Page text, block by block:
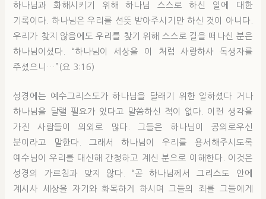
하나님과 화해시키기 위해 하나님 스스로 하신 일에 대한
기록이다. 하나님은 우리를 선뜻 받아주시기만 하신 것이 아니다.
우리가 찾지 않음에도 우리를 찾기 위해 스스로 길을 떠나신 분은
하나님이셨다. “하나님이 세상을 이 처럼 사랑하사 독생자를
주셨으니…”(요 3:16)
성경에는 예수그리스도가 하나님을 달래기 위한 일하셨다 거나
하나님을 달랠 필요가 있다고 말씀하신 적이 없다. 이런 생각을
가진 사람들이 의외로 많다. 그들은 하나님이 공의로우신
분이라고 말한다. 그래서 하나님이 우리를 용서해주시도록
예수님이 우리를 대신해 간청하고 계신 분으로 이해한다. 이것은
성경의 가르침과 맞지 않다. “곧 하나님께서 그리스도 안에
계시사 세상을 자기와 화목하게 하시며 그들의 죄를 그들에게